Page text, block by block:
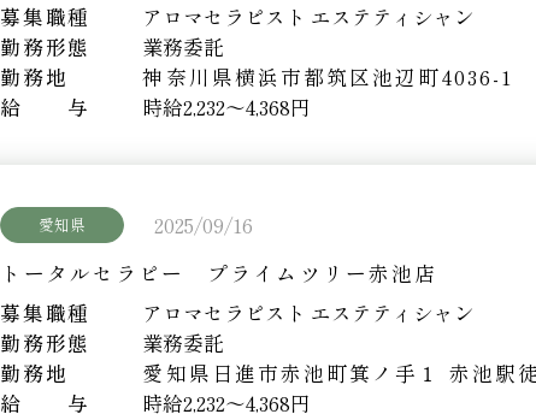
募集職種
アロマセラピスト エステティシャン
勤務形態
業務委託
勤務地
神奈川県横浜市都筑区池辺町4036-1
給 与
時給2,232～4,368円
愛知県
2025/09/16
トータルセラピー プライムツリー赤池店
募集職種
アロマセラピスト エステティシャン
勤務形態
業務委託
勤務地
愛知県日進市赤池町箕ノ手１
赤池駅
給 与
時給2,232～4,368円